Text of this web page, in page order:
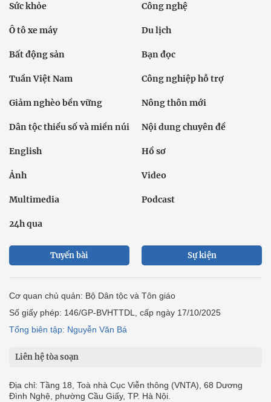
Sức khỏe Công nghệ
Ô tô xe máy Du lịch
Bất động sản Bạn đọc
Tuần Việt Nam Công nghiệp hỗ trợ
Giảm nghèo bền vững Nông thôn mới
Dân tộc thiểu số và miền núi Nội dung chuyên đề
English Hồ sơ
Ảnh Video
Multimedia Podcast
24h qua
Tuyến bài Sự kiện
Cơ quan chủ quản: Bộ Dân tộc và Tôn giáo
Số giấy phép: 146/GP-BVHTTDL, cấp ngày 17/10/2025
Tổng biên tập: Nguyễn Văn Bá
Liên hệ tòa soạn
Địa chỉ: Tầng 18, Toà nhà Cục Viễn thông (VNTA), 68 Dương
Đình Nghệ, phường Cầu Giấy, TP. Hà Nội.